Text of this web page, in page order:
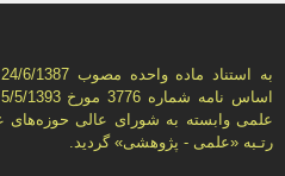
رتـبه «علمی - پژوهشی» گرديد.